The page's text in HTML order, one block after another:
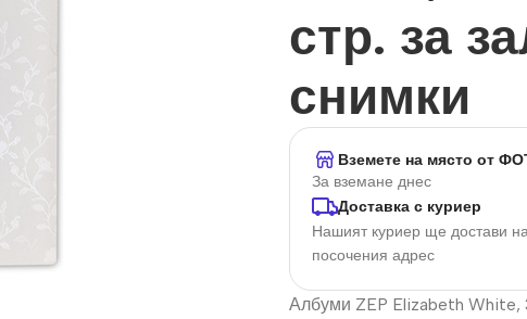
стр. за
снимки
Вземете на място от
За вземане днес
Доставка с куриер
Нашият куриер ще достави
посочения адрес
Албуми ZEP Elizabeth White,